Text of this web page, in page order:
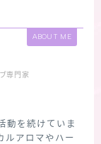
ABOUT ME
専門家
動を続けていま
ルアロマやハー